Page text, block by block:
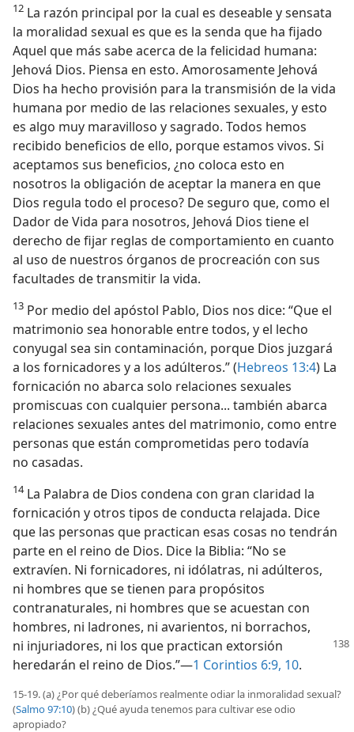
12 La razón principal por la cual es deseable y sensata
la moralidad sexual es que es la senda que ha fijado
Aquel que más sabe acerca de la felicidad humana:
Jehová Dios. Piensa en esto. Amorosamente Jehová
Dios ha hecho provisión para la transmisión de la vida
humana por medio de las relaciones sexuales, y esto
es algo muy maravilloso y sagrado. Todos hemos
recibido beneficios de ello, porque estamos vivos. Si
aceptamos sus beneficios, ¿no coloca esto en
nosotros la obligación de aceptar la manera en que
Dios regula todo el proceso? De seguro que, como el
Dador de Vida para nosotros, Jehová Dios tiene el
derecho de fijar reglas de comportamiento en cuanto
al uso de nuestros órganos de procreación con sus
facultades de transmitir la vida.
13 Por medio del apóstol Pablo, Dios nos dice: “Que el
matrimonio sea honorable entre todos, y el lecho
conyugal sea sin contaminación, porque Dios juzgará
a los fornicadores y a los adúlteros.” (Hebreos 13:4) La
fornicación no abarca solo relaciones sexuales
promiscuas con cualquier persona... también abarca
relaciones sexuales antes del matrimonio, como entre
personas que están comprometidas pero todavía
no casadas.
14La Palabra de Dios condena con gran claridad la
fornicación y otros tipos de conducta relajada. Dice
que las personas que practican esas cosas no tendrán
parte en el reino de Dios. Dice la Biblia: “No se
extravíen. Ni fornicadores, ni idólatras, ni adúlteros,
ni hombres que se tienen para propósitos
contranaturales, ni hombres que se acuestan con
hombres, ni ladrones, ni avarientos, ni borrachos,
ni injuriadores, ni los que practican extorsión
heredarán el reino de Dios.”—1 Corintios 6:9, 10.
15-19. (a) ¿Por qué deberíamos realmente odiar la inmoralidad sexual?
(Salmo 97:10) (b) ¿Qué ayuda tenemos para cultivar ese odio
apropiado?